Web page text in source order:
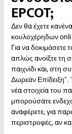
EPCOT;
Δεν θα έχετε
κουλοχέρηδων
Για να
απλώς ανοίξτε τη
παιχνίδι και, στη
Δωρεάν Επίδειξη".
νέα στοιχεία του
μπορούσατε
αναφέρετε, για
περιστροφές, αν